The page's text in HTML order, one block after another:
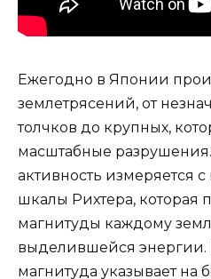
Ежегодно в Японии
землетрясений, от
толчков до крупных,
масштабные
активность измеряется
шкалы Рихтера, которая
магнитуды каждому
выделившейся энергии.
магнитуда указывает на